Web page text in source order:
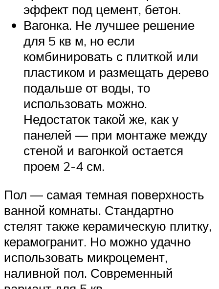
эффект под цемент, бетон.
Вагонка. Не лучшее решение
для 5 кв м, но если
комбинировать с плиткой или
пластиком и размещать дерево
подальше от воды, то
использовать можно.
Недостаток такой же, как у
панелей — при монтаже между
стеной и вагонкой остается
проем 2-4 см.
Пол — самая темная поверхность
ванной комнаты. Стандартно
стелят также керамическую плитку,
керамогранит. Но можно удачно
использовать микроцемент,
наливной пол. Современный